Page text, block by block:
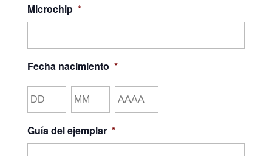
Microchip *
Fecha nacimiento *
Guía del ejemplar *